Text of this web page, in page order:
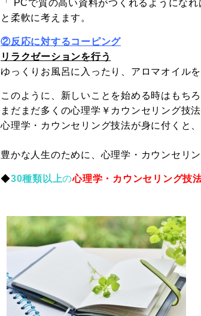
「 PCで質の高い資料がつくれるようにな
と柔軟に考えます。
②反応に対するコーピング
リラクゼーションを行う
ゆっくりお風呂に入ったり、アロマオイル
このように、新しいことを始める時はもち
まだまだ多くの心理学￥カウンセリング技法
心理学・カウンセリング技法が身に付くと
豊かな人生のために、心理学・カウンセリ
◆30種類以上の心理学・カウンセリング技